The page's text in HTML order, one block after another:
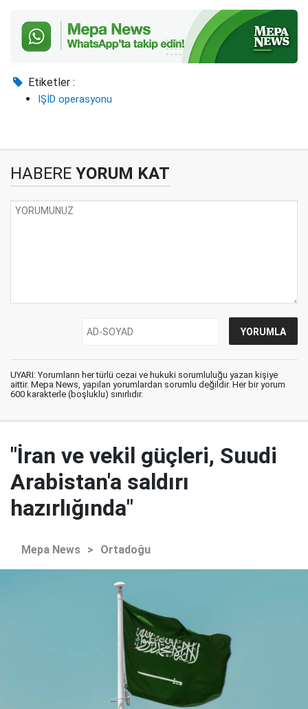
Etiketler :
IŞİD operasyonu
HABERE YORUM KAT
UYARI: Yorumların her türlü cezai ve hukuki sorumluluğu yazan kişiye
aittir. Mepa News, yapılan yorumlardan sorumlu değildir. Her bir yorum
600 karakterle (boşluklu) sınırlıdır.
"İran ve vekil güçleri, Suudi
Arabistan'a saldırı
hazırlığında"
Mepa News > Ortadoğu